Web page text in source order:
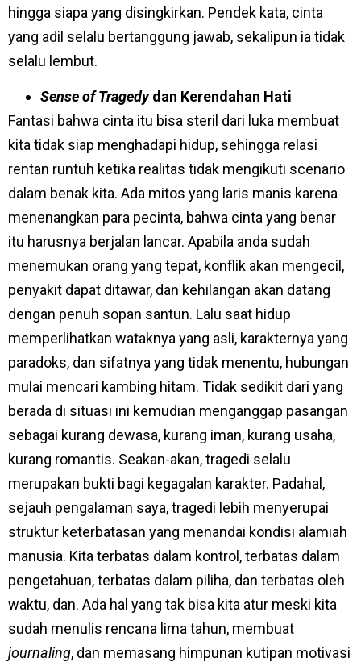
hingga siapa yang disingkirkan. Pendek kata, cinta
yang adil selalu bertanggung jawab, sekalipun ia tidak
selalu lembut.
Sense of Tragedydan Kerendahan Hati
Fantasi bahwa cinta itu bisa steril dari luka membuat
kita tidak siap menghadapi hidup, sehingga relasi
rentan runtuh ketika realitas tidak mengikuti scenario
dalam benak kita. Ada mitos yang laris manis karena
menenangkan para pecinta, bahwa cinta yang benar
itu harusnya berjalan lancar. Apabila anda sudah
menemukan orang yang tepat, konflik akan mengecil,
penyakit dapat ditawar, dan kehilangan akan datang
dengan penuh sopan santun. Lalu saat hidup
memperlihatkan wataknya yang asli, karakternya yang
paradoks, dan sifatnya yang tidak menentu, hubungan
mulai mencari kambing hitam. Tidak sedikit dari yang
berada di situasi ini kemudian menganggap pasangan
sebagai kurang dewasa, kurang iman, kurang usaha,
kurang romantis. Seakan-akan, tragedi selalu
merupakan bukti bagi kegagalan karakter. Padahal,
sejauh pengalaman saya, tragedi lebih menyerupai
struktur keterbatasan yang menandai kondisi alamiah
manusia. Kita terbatas dalam kontrol, terbatas dalam
pengetahuan, terbatas dalam piliha, dan terbatas oleh
waktu, dan. Ada hal yang tak bisa kita atur meski kita
sudah menulis rencana lima tahun, membuat
journaling, dan memasang himpunan kutipan motivasi